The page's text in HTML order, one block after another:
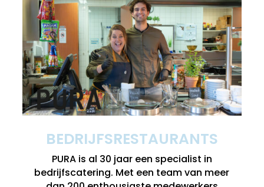
BEDRIJFSRESTAURANTS
PURA is al 30 jaar een specialist in
bedrijfscatering. Met een team van meer